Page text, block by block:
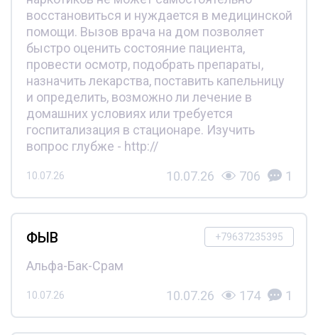
восстановиться и нуждается в медицинской
помощи. Вызов врача на дом позволяет
быстро оценить состояние пациента,
провести осмотр, подобрать препараты,
назначить лекарства, поставить капельницу
и определить, возможно ли лечение в
домашних условиях или требуется
госпитализация в стационаре. Изучить
вопрос глубже - http://
10.07.26 10.07.26 706 1
+79637235395
ФЫВ
Альфа-Бак-Срам
10.07.26 10.07.26 174 1